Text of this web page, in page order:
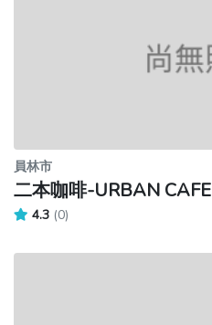
員林市
二本咖啡-URBAN CAFE
4.3 (0)